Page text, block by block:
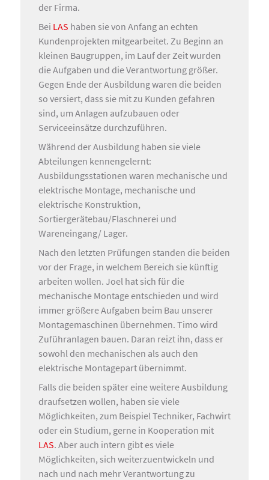
der Firma.
Bei LAS haben sie von Anfang an echten
Kundenprojekten mitgearbeitet. Zu Beginn an
kleinen Baugruppen, im Lauf der Zeit wurden
die Aufgaben und die Verantwortung größer.
Gegen Ende der Ausbildung waren die beiden
so versiert, dass sie mit zu Kunden gefahren
sind, um Anlagen aufzubauen oder
Serviceeinsätze durchzuführen.
Während der Ausbildung haben sie viele
Abteilungen kennengelernt:
Ausbildungsstationen waren mechanische und
elektrische Montage, mechanische und
elektrische Konstruktion,
Sortiergerätebau/Flaschnerei und
Wareneingang/ Lager.
Nach den letzten Prüfungen standen die beiden
vor der Frage, in welchem Bereich sie künftig
arbeiten wollen. Joel hat sich für die
mechanische Montage entschieden und wird
immer größere Aufgaben beim Bau unserer
Montagemaschinen übernehmen. Timo wird
Zuführanlagen bauen. Daran reizt ihn, dass er
sowohl den mechanischen als auch den
elektrische Montagepart übernimmt.
Falls die beiden später eine weitere Ausbildung
draufsetzen wollen, haben sie viele
Möglichkeiten, zum Beispiel Techniker, Fachwirt
oder ein Studium, gerne in Kooperation mit
LAS. Aber auch intern gibt es viele
Möglichkeiten, sich weiterzuentwickeln und
nach und nach mehr Verantwortung zu